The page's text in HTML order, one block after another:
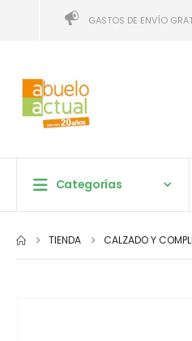
GASTOS DE ENVÍO
Categorías
TIENDA CALZADO Y